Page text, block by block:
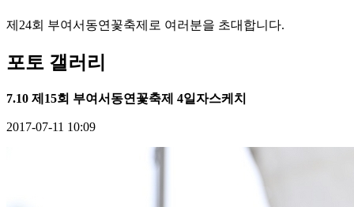
제24회 부여서동연꽃축제로 여러분을 초대합니다.
포토 갤러리
7.10 제15회 부여서동연꽃축제 4일자스케치
2017-07-11 10:09